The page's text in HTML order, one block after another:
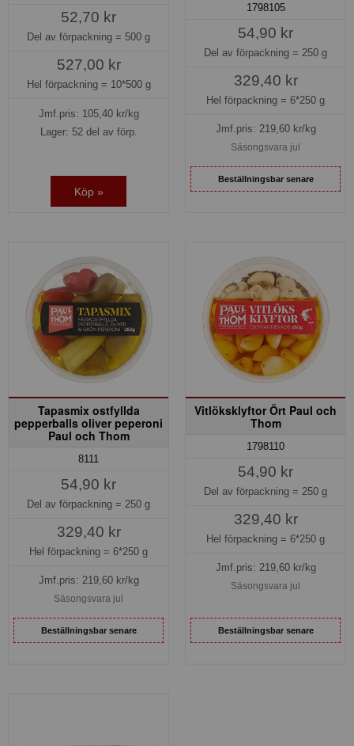
52,70 kr
Del av förpackning = 500 g
527,00 kr
Hel förpackning = 10*500 g
Jmf.pris: 105,40kr/kg
Lager: 52 del av förp.
Köp »
1798105
54,90 kr
Del av förpackning = 250 g
329,40 kr
Hel förpackning = 6*250 g
Jmf.pris: 219,60kr/kg
Säsongsvara jul
Beställningsbar senare
Tapasmix ostfyllda
pepperballs oliver peperoni
Paul och Thom
8111
54,90 kr
Del av förpackning = 250 g
329,40 kr
Hel förpackning = 6*250 g
Jmf.pris: 219,60kr/kg
Säsongsvara jul
Beställningsbar senare
Vitlöksklyftor Ört Paul och
Thom
1798110
54,90 kr
Del av förpackning = 250 g
329,40 kr
Hel förpackning = 6*250 g
Jmf.pris: 219,60kr/kg
Säsongsvara jul
Beställningsbar senare